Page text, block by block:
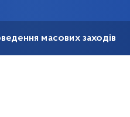
масових заходів